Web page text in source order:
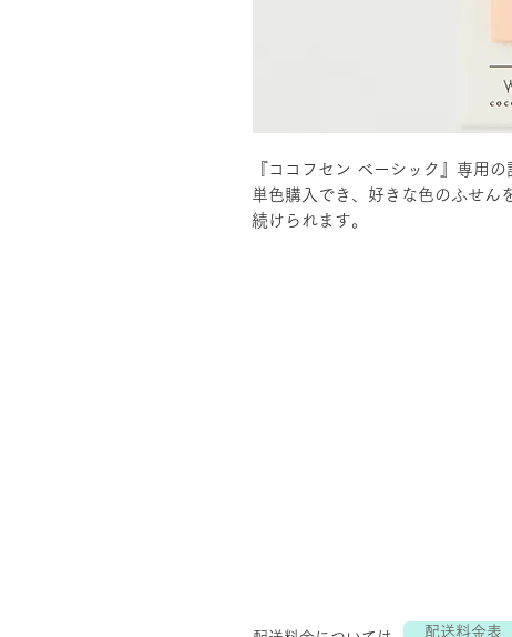
『ココフセン ベーシック』専用の
単色購入でき、好きな色のふせん
続けられます。
配送料金表